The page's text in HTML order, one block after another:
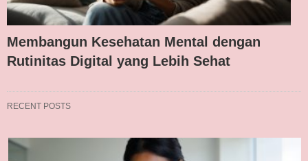
Membangun Kesehatan Mental dengan
Rutinitas Digital yang Lebih Sehat
RECENT POSTS